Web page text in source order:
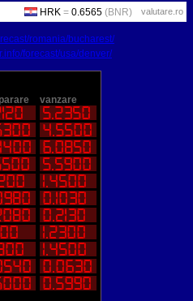
valutare.ro
romania/bucharest/
forecast/usa/denver/